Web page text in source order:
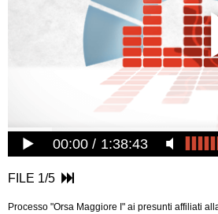
00:00 1:38:43
FILE 1/5
Processo "Orsa Maggiore I" ai presunti affiliati